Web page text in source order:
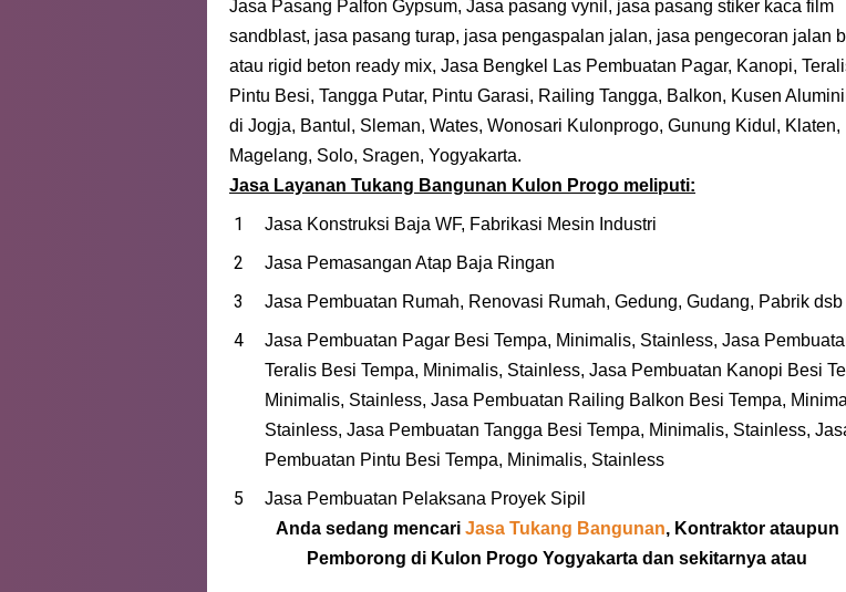
Jasa Pasang Palfon Gypsum, Jasa pasang vynil, jasa pasang stiker kaca film
sandblast, jasa pasang turap, jasa pengaspalan jalan, jasa pengecoran jalan
atau rigid beton ready mix, Jasa Bengkel Las Pembuatan Pagar, Kanopi,
Pintu Besi, Tangga Putar, Pintu Garasi, Railing Tangga, Balkon, Kusen
di Jogja, Bantul, Sleman, Wates, Wonosari Kulonprogo, Gunung Kidul, Klaten,
Magelang, Solo, Sragen, Yogyakarta.
Jasa Layanan Tukang Bangunan Kulon Progo meliputi:
Jasa Konstruksi Baja WF, Fabrikasi Mesin Industri
Jasa Pemasangan Atap Baja Ringan
Jasa Pembuatan Rumah, Renovasi Rumah, Gedung, Gudang, Pabrik dsb
Jasa Pembuatan Pagar Besi Tempa, Minimalis, Stainless, Jasa
Teralis Besi Tempa, Minimalis, Stainless, Jasa Pembuatan Kanopi Besi
Minimalis, Stainless, Jasa Pembuatan Railing Balkon Besi Tempa,
Stainless, Jasa Pembuatan Tangga Besi Tempa, Minimalis, Stainless,
Pembuatan Pintu Besi Tempa, Minimalis, Stainless
Jasa Pembuatan Pelaksana Proyek Sipil
Anda sedang mencari Jasa Tukang Bangunan, Kontraktor ataupun
Pemborong di Kulon Progo Yogyakarta dan sekitarnya atau